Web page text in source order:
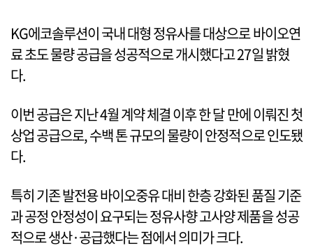
KG에코솔루션이 국내 대형 정유사를 대상으로 바이오연
료 초도 물량 공급을 성공적으로 개시했다고 27일 밝혔
다.
이번 공급은 지난 4월 계약 체결 이후 한 달 만에 이뤄진 첫
상업 공급으로, 수백 톤 규모의 물량이 안정적으로 인도됐
다.
특히 기존 발전용 바이오중유 대비 한층 강화된 품질 기준
과 공정 안정성이 요구되는 정유사향 고사양 제품을 성공
적으로 생산·공급했다는 점에서 의미가 크다.